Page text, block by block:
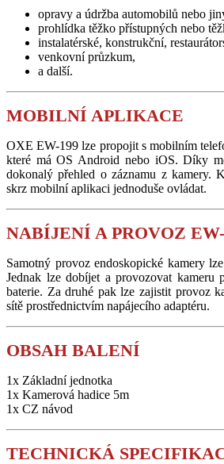
opravy a údržba automobilů nebo
prohlídka těžko přístupných nebo
instalatérské, konstrukční,
venkovní průzkum,
a další.
MOBILNÍ APLIKACE
OXE EW-199 lze propojit s mobilním
které má OS Android nebo iOS. Díky
dokonalý přehled o záznamu z kamery.
skrz mobilní aplikaci jednoduše ovládat.
NABÍJENÍ A PROVOZ
Samotný provoz endoskopické kamery
Jednak lze dobíjet a provozovat kameru
baterie. Za druhé pak lze zajistit provoz
sítě prostřednictvím napájecího adaptéru.
OBSAH BALENÍ​
1x Základní jednotka
1x Kamerová hadice 5m
1x CZ návod
TECHNICKÁ